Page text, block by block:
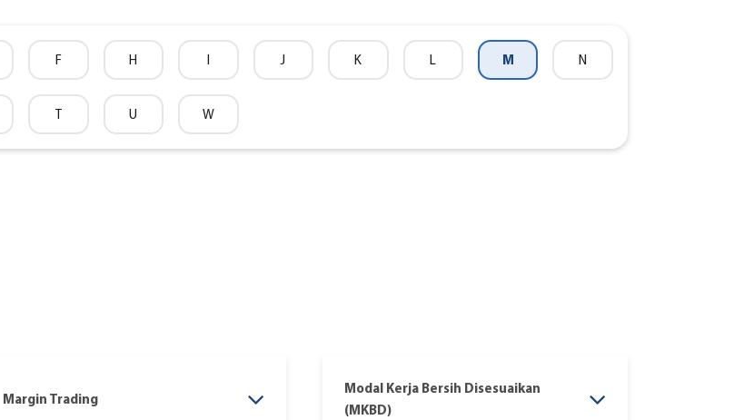
F H I J K L M N
T U W
Margin Trading
Modal Kerja Bersih Disesuaikan
(MKBD)